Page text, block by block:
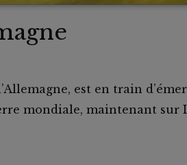
est en train
mondiale, maintenant sur